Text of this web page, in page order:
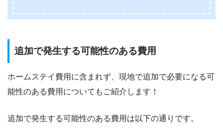
追加で発生する可能性のある費用
ホームステイ費用に含まれず、現地で追加で必要になる可
能性のある費用についてもご紹介します！
追加で発生する可能性のある費用は以下の通りです。